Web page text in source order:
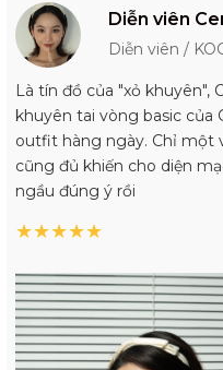
Diễn viên
Diễn viên /
Là tín đồ của "xỏ khuyên",
khuyên tai vòng basic của
outfit hàng ngày. Chỉ một
cũng đủ khiến cho diện
ngầu đúng ý rồi
★★★★★